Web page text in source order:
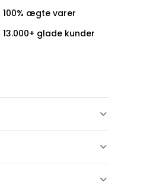
100% ægte varer
13.000+ glade kunder